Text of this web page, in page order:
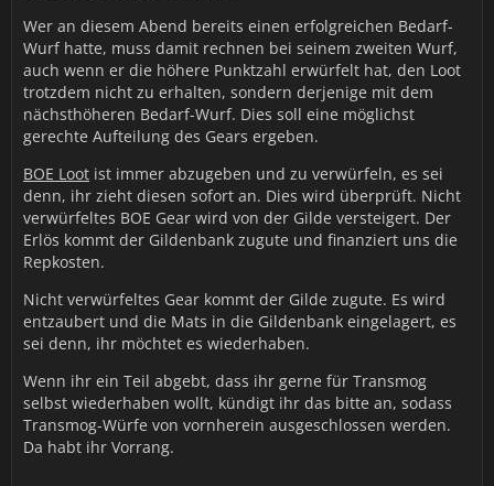
Wer an diesem Abend bereits einen erfolgreichen Bedarf-
Wurf hatte, muss damit rechnen bei seinem zweiten Wurf,
auch wenn er die höhere Punktzahl erwürfelt hat, den Loot
trotzdem nicht zu erhalten, sondern derjenige mit dem
nächsthöheren Bedarf-Wurf. Dies soll eine möglichst
gerechte Aufteilung des Gears ergeben.
BOE Loot ist immer abzugeben und zu verwürfeln, es sei
denn, ihr zieht diesen sofort an. Dies wird überprüft. Nicht
verwürfeltes BOE Gear wird von der Gilde versteigert. Der
Erlös kommt der Gildenbank zugute und finanziert uns die
Repkosten.
Nicht verwürfeltes Gear kommt der Gilde zugute. Es wird
entzaubert und die Mats in die Gildenbank eingelagert, es
sei denn, ihr möchtet es wiederhaben.
Wenn ihr ein Teil abgebt, dass ihr gerne für Transmog
selbst wiederhaben wollt, kündigt ihr das bitte an, sodass
Transmog-Würfe von vornherein ausgeschlossen werden.
Da habt ihr Vorrang.